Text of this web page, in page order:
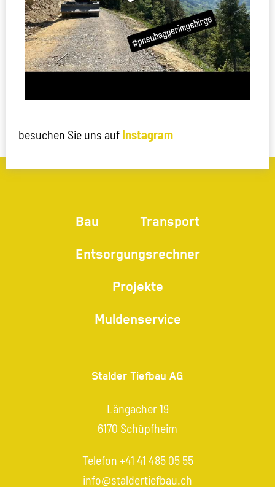
besuchen Sie uns auf Instagram
Bau Transport
Entsorgungsrechner
Projekte
Muldenservice
Stalder Tiefbau AG
Längacher 19
6170 Schüpfheim
Telefon +41 41 485 05 55
info@staldertiefbau.ch